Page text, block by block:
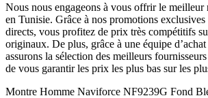
Nous nous engageons à vous offrir le
en Tunisie. Grâce à nos promotions exclusives
directs, vous profitez de prix très compétitifs
originaux. De plus, grâce à une équipe
assurons la sélection des meilleurs
de vous garantir les prix les plus bas sur les
Montre Homme Naviforce NF9239G Fond